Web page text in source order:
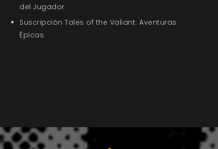
del Jugador
Suscripción Tales of the Valiant: Aventuras
Épicas